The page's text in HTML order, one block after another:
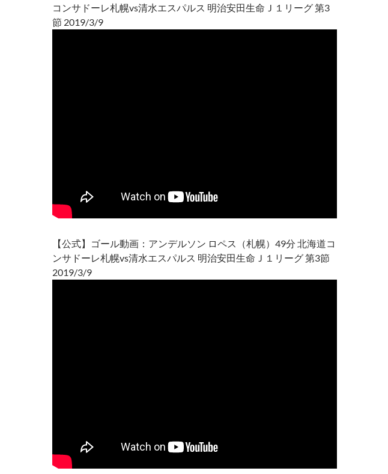
コンサドーレ札幌vs清水エスパルス 明治安田生命Ｊ１リーグ 第3
節 2019/3/9
【公式】ゴール動画：アンデルソン ロペス（札幌）49分 北海道コ
ンサドーレ札幌vs清水エスパルス 明治安田生命Ｊ１リーグ 第3節
2019/3/9